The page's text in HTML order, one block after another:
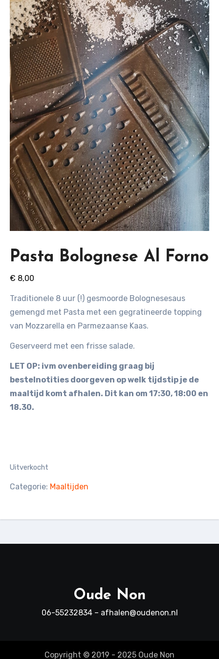
Pasta Bolognese Al Forno
€ 8,00
Traditionele 8 uur (!) gesmoorde Bolognesesaus
gemengd met Pasta met een gegratineerde topping
van Mozzarella en Parmezaanse Kaas.
Geserveerd met een frisse salade.
LET OP: ivm ovenbereiding graag bij
bestelnotities doorgeven op welk tijdstip je de
maaltijd komt afhalen. Dit kan om 17:30, 18:00 en
18.30.
Uitverkocht
Categorie: Maaltijden
Oude Non
06-55232834 – afhalen@oudenon.nl
Copyright © 2019 - 2025 Oude Non